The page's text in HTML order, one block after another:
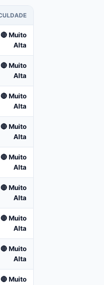
🔴 Muito
Alta
🔴 Muito
Alta
🔴 Muito
Alta
🔴 Muito
Alta
🔴 Muito
Alta
🔴 Muito
Alta
🔴 Muito
Alta
🔴 Muito
Alta
🔴 Muito